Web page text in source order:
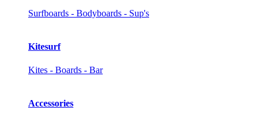
Surfboards - Bodyboards - Sup's
Kitesurf
Kites - Boards - Bar
Accessories